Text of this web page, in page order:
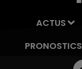
ACTUS
PRONOSTICS